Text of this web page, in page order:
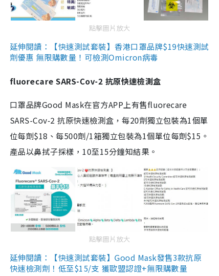
點擊圖片放大
延伸閱讀：【快速測試套裝】香港口罩品牌$19快速測試
劑優惠 無限購數量！可檢測Omicron病毒
fluorecare SARS-Cov-2 抗原快速檢測盒
口罩品牌Good Mask在官方APP上有售fluorecare
SARS-Cov-2 抗原快速檢測盒，每20劑獨立包裝為1個單
位每劑$18、每500劑/1箱獨立包裝為1個單位每劑$15。
產品以鼻拭子採樣，10至15分鐘知結果。
點擊圖片放大
延伸閱讀：【快速測試套裝】Good Mask發售3款抗原
快速檢測劑！低至$15/支 獲歐盟認證+無限購數量